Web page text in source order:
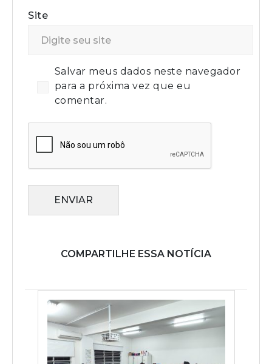
Site
Salvar meus dados neste navegador
para a próxima vez que eu
comentar.
ENVIAR
COMPARTILHE ESSA NOTÍCIA